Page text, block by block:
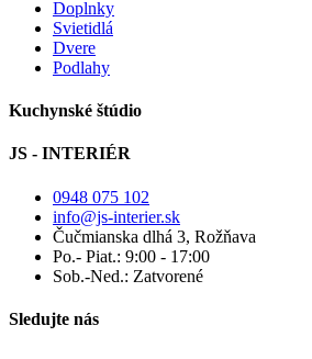
Doplnky
Svietidlá
Dvere
Podlahy
Kuchynské štúdio
JS - INTERIÉR
0948 075 102
info@js-interier.sk
Čučmianska dlhá 3, Rožňava
Po.- Piat.: 9:00 - 17:00
Sob.-Ned.: Zatvorené
Sledujte nás